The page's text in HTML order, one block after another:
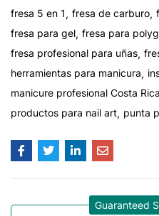
fresa 5 en 1
fresa de carburo
fresa para gel fresa para
fresa profesional para uñas
herramientas para manicura
manicure profesional Costa Rica
productos para nail art punta
Guaranteed